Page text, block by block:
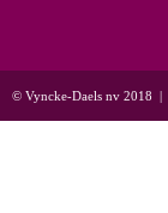
© Vyncke-Daels nv 2018 |